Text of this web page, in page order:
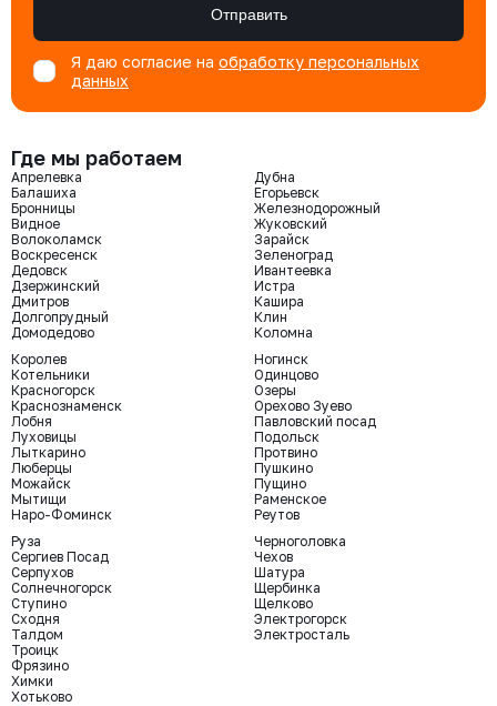
Отправить
Я даю согласие на обработку персональных
данных
Где мы работаем
Апрелевка
Балашиха
Бронницы
Видное
Волоколамск
Воскресенск
Дедовск
Дзержинский
Дмитров
Долгопрудный
Домодедово
Дубна
Егорьевск
Железнодорожный
Жуковский
Зарайск
Зеленоград
Ивантеевка
Истра
Кашира
Клин
Коломна
Королев
Котельники
Красногорск
Краснознаменск
Лобня
Луховицы
Лыткарино
Люберцы
Можайск
Мытищи
Наро-Фоминск
Ногинск
Одинцово
Озеры
Орехово Зуево
Павловский посад
Подольск
Протвино
Пушкино
Пущино
Раменское
Реутов
Руза
Сергиев Посад
Серпухов
Солнечногорск
Ступино
Сходня
Талдом
Троицк
Фрязино
Химки
Хотьково
Черноголовка
Чехов
Шатура
Щербинка
Щелково
Электрогорск
Электросталь